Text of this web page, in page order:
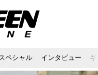
ペシャル インタビュー